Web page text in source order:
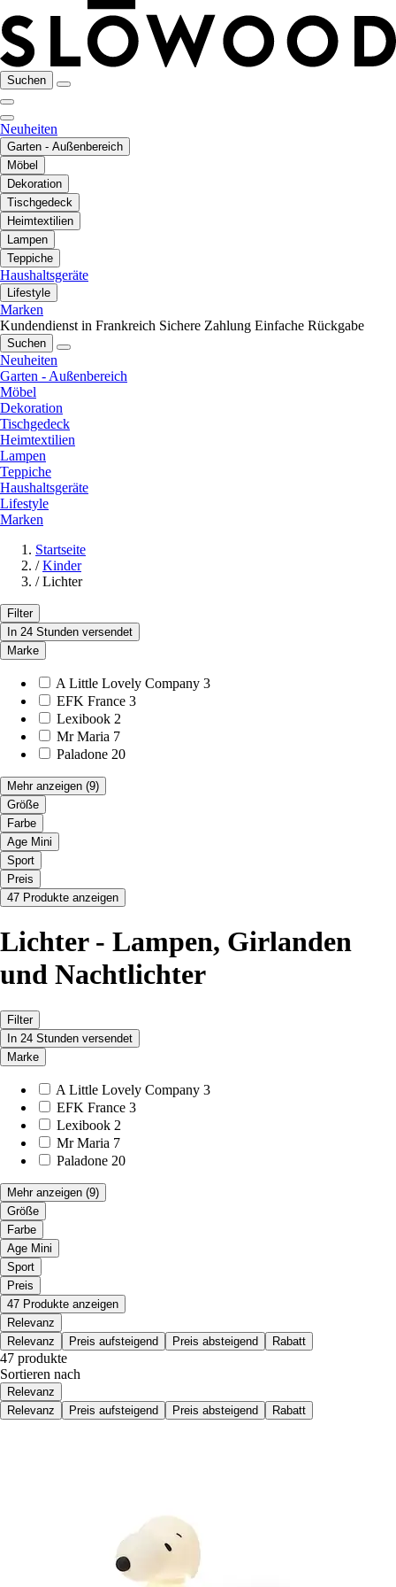
Suchen
Neuheiten
Garten - Außenbereich
Möbel
Dekoration
Tischgedeck
Heimtextilien
Lampen
Teppiche
Haushaltsgeräte
Lifestyle
Marken
Kundendienst in Frankreich Sichere Zahlung Einfache Rückgabe
Suchen
Neuheiten
Garten - Außenbereich
Möbel
Dekoration
Tischgedeck
Heimtextilien
Lampen
Teppiche
Haushaltsgeräte
Lifestyle
Marken
Startseite
/ Kinder
/ Lichter
Filter
In 24 Stunden versendet
Marke
A Little Lovely Company 3
EFK France 3
Lexibook 2
Mr Maria 7
Paladone 20
Mehr anzeigen (9)
Größe
Farbe
Age Mini
Sport
Preis
47 Produkte anzeigen
Lichter - Lampen, Girlanden
und Nachtlichter
Filter
In 24 Stunden versendet
Marke
A Little Lovely Company 3
EFK France 3
Lexibook 2
Mr Maria 7
Paladone 20
Mehr anzeigen (9)
Größe
Farbe
Age Mini
Sport
Preis
47 Produkte anzeigen
Relevanz
Relevanz
Preis aufsteigend Preis absteigend Rabatt
47 produkte
Sortieren nach
Relevanz
Relevanz
Preis aufsteigend Preis absteigend Rabatt